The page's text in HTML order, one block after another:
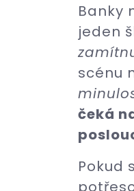
Banky
jeden
scénu
čeká
Pokud